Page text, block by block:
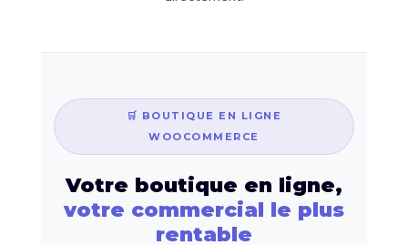
🛒 BOUTIQUE EN LIGNE
WOOCOMMERCE
Votre boutique en ligne,
votre commercial le plus
rentable